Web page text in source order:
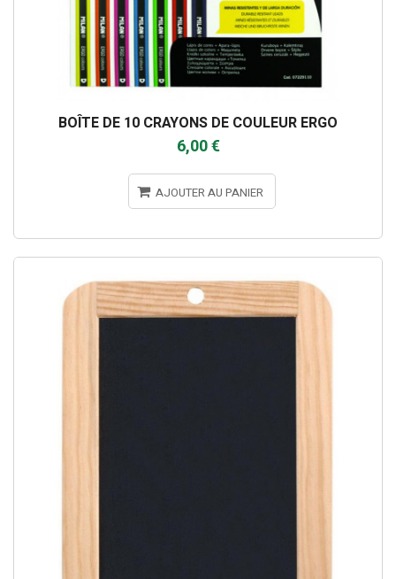
BOÎTE DE 10 CRAYONS DE COULEUR ERGO
6,00 €
AJOUTER AU PANIER